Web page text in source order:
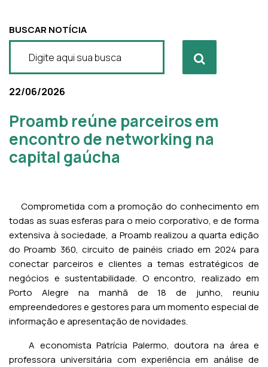
BUSCAR NOTÍCIA
22/06/2026
Proamb reúne parceiros em
encontro de networking na
capital gaúcha
Comprometida com a promoção do conhecimento em
todas as suas esferas para o meio corporativo, e de forma
extensiva à sociedade, a Proamb realizou a quarta edição
do Proamb 360, circuito de painéis criado em 2024 para
conectar parceiros e clientes a temas estratégicos de
negócios e sustentabilidade. O encontro, realizado em
Porto Alegre na manhã de 18 de junho, reuniu
empreendedores e gestores para um momento especial de
informação e apresentação de novidades.
A economista Patrícia Palermo, doutora na área e
professora universitária com experiência em análise de